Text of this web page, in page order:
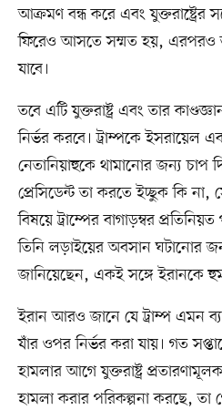
আক্রমণ বন্ধ করে এবং যুক্তরাষ্ট্রের
ফিরেও আসতে সম্মত হয়, এরপরও
যাবে।
তবে এটি যুক্তরাষ্ট্র এবং তার
নির্ভর করবে। ট্রাম্পকে ইসরায়েল
নেতানিয়াহুকে থামানোর জন্য চাপ
প্রেসিডেন্ট তা করতে ইচ্ছুক কি না,
বিষয়ে ট্রাম্পের বাগাড়ম্বর
তিনি লড়াইয়ের অবসান ঘটানোর
জানিয়েছেন, একই সঙ্গে ইরানকে
ইরান আরও জানে যে ট্রাম্প এমন
যাঁর ওপর নির্ভর করা যায়। গত
হামলার আগে যুক্তরাষ্ট্র
হামলা করার পরিকল্পনা করছে, তা